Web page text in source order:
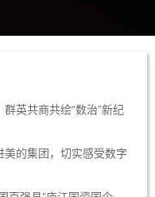
英共商共绘“数治”新纪
的集团，切实感受数字